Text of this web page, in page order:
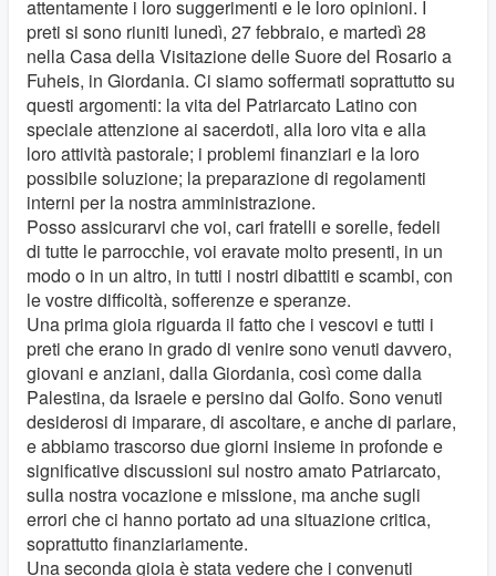
attentamente i loro suggerimenti e le loro opinioni. I
preti si sono riuniti lunedì, 27 febbraio, e martedì 28
nella Casa della Visitazione delle Suore del Rosario a
Fuheis, in Giordania. Ci siamo soffermati soprattutto su
questi argomenti: la vita del Patriarcato Latino con
speciale attenzione ai sacerdoti, alla loro vita e alla
loro attività pastorale; i problemi finanziari e la loro
possibile soluzione; la preparazione di regolamenti
interni per la nostra amministrazione.
Posso assicurarvi che voi, cari fratelli e sorelle, fedeli
di tutte le parrocchie, voi eravate molto presenti, in un
modo o in un altro, in tutti i nostri dibattiti e scambi, con
le vostre difficoltà, sofferenze e speranze.
Una prima gioia riguarda il fatto che i vescovi e tutti i
preti che erano in grado di venire sono venuti davvero,
giovani e anziani, dalla Giordania, così come dalla
Palestina, da Israele e persino dal Golfo. Sono venuti
desiderosi di imparare, di ascoltare, e anche di parlare,
e abbiamo trascorso due giorni insieme in profonde e
significative discussioni sul nostro amato Patriarcato,
sulla nostra vocazione e missione, ma anche sugli
errori che ci hanno portato ad una situazione critica,
soprattutto finanziariamente.
Una seconda gioia è stata vedere che i convenuti